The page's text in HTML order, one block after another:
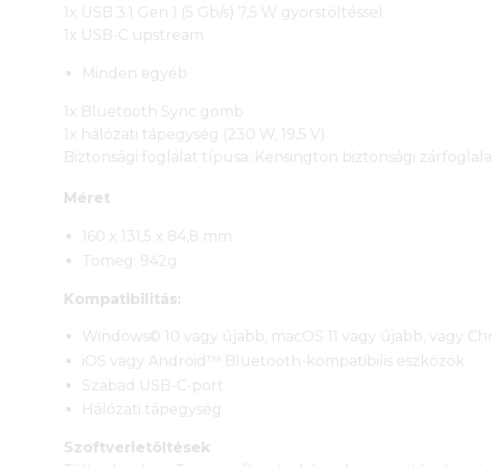
1x USB 3.1 Gen 1 (5 Gb/s) 7,5 W gyorstöltéssel
1x USB-C upstream
Minden egyéb
1x Bluetooth Sync gomb
1x hálózati tápegység (230 W, 19,5 V)
Biztonsági foglalat típusa: Kensington biztonsági
Méret
160 x 131,5 x 84,8 mm
Tömeg: 942g
Kompatibilitás:
Windows© 10 vagy újabb, macOS 11 vagy újabb, vagy
iOS vagy Android™ Bluetooth-kompatibilis eszközök
Szabad USB-C-port
Hálózati tápegység
Szoftverletöltések